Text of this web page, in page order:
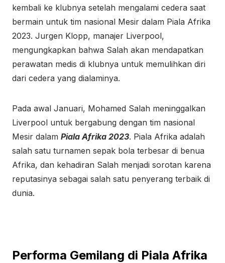
kembali ke klubnya setelah mengalami cedera saat
bermain untuk tim nasional Mesir dalam Piala Afrika
2023. Jurgen Klopp, manajer Liverpool,
mengungkapkan bahwa Salah akan mendapatkan
perawatan medis di klubnya untuk memulihkan diri
dari cedera yang dialaminya.
Pada awal Januari, Mohamed Salah meninggalkan
Liverpool untuk bergabung dengan tim nasional
Mesir dalam Piala Afrika 2023. Piala Afrika adalah
salah satu turnamen sepak bola terbesar di benua
Afrika, dan kehadiran Salah menjadi sorotan karena
reputasinya sebagai salah satu penyerang terbaik di
dunia.
Performa Gemilang di Piala Afrika